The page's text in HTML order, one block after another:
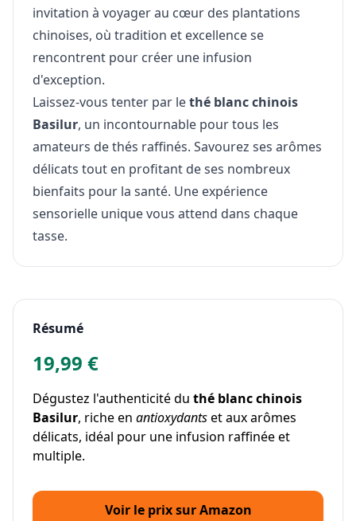
invitation à voyager au cœur des plantations
chinoises, où tradition et excellence se
rencontrent pour créer une infusion
d'exception.
Laissez-vous tenter par lethé blanc chinois
Basilur, un incontournable pour tous les
amateurs de thés raffinés. Savourez ses arômes
délicats tout en profitant de ses nombreux
bienfaits pour la santé. Une expérience
sensorielle unique vous attend dans chaque
tasse.
Résumé
19,99 €
Dégustez l'authenticité du thé blanc chinois
Basilur, riche en antioxydantset aux arômes
délicats, idéal pour une infusion raffinée et
multiple.
Voir le prix sur Amazon